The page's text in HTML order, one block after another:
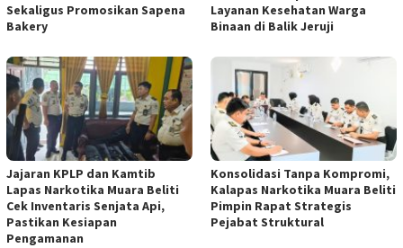
Sekaligus Promosikan Sapena
Bakery
Layanan Kesehatan Warga
Binaan di Balik Jeruji
Jajaran KPLP dan Kamtib
Lapas Narkotika Muara Beliti
Cek Inventaris Senjata Api,
Pastikan Kesiapan
Pengamanan
Konsolidasi Tanpa Kompromi,
Kalapas Narkotika Muara Beliti
Pimpin Rapat Strategis
Pejabat Struktural